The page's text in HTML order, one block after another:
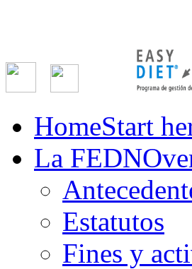
HomeStart
La FEDN
Estatutos
Fines y